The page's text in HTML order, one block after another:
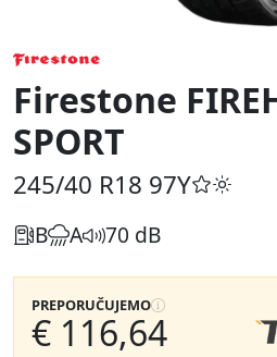
Firestone
SPORT
245/40 R18 97Y
B A 70 dB
PREPORUČUJEMO
€ 116,64